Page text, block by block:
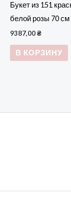
Букет из 151
белой розы 70 см
9387,00₴
В КОРЗИНУ